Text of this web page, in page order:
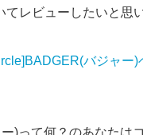
てレビューしたいと思
バジャー)